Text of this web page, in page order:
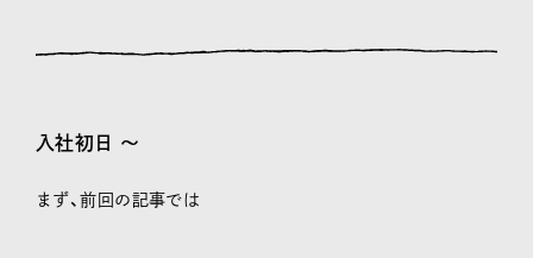
入社初日 〜
まず、前回の記事では